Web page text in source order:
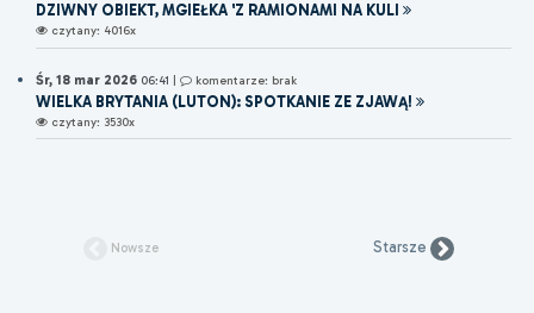
DZIWNY OBIEKT, MGIEŁKA 'Z RAMIONAMI NA KULI
czytany: 4016x
Śr, 18 mar 2026 06:41 | komentarze: brak
WIELKA BRYTANIA (LUTON): SPOTKANIE ZE ZJAWĄ!
czytany: 3530x
Nowsze Starsze